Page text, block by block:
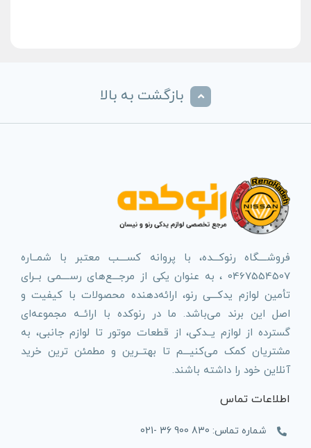
بازگشت به بالا
فروشــــگاه رنوکـــده، با پروانه کســــب معتبر با شمــاره
0467554507 ، به عنوان یکی از مرجـــع‌های رســــمی بــرای
تأمین لوازم یدکـــی رنو، ارائه‌دهنده محصولات با کیفیت و
اصل این برند می‌باشد. ما در رنوکده با ارائــه مجموعه‌ای
گسترده از لوازم یــدکی، از قطعات موتور تا لوازم جانبی، به
مشتریان کمک می‌کنیـــم تا بهتــرین و مطمئن ترین خرید
آنلاین خود را داشته باشند.
اطلاعات تماس
شماره تماس: 830 900 36 -021